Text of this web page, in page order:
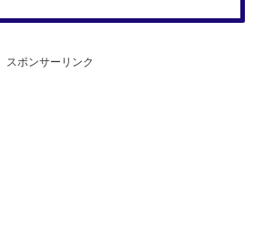
スポンサーリンク